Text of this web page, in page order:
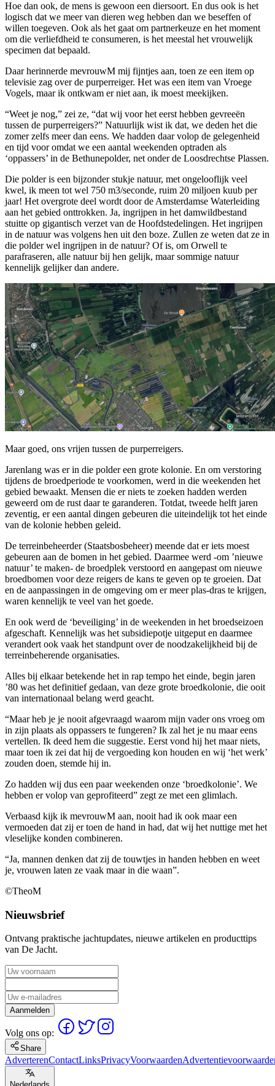
Hoe dan ook, de mens is gewoon een diersoort. En dus ook is het
logisch dat we meer van dieren weg hebben dan we beseffen of
willen toegeven. Ook als het gaat om partnerkeuze en het moment
om die verliefdheid te consumeren, is het meestal het vrouwelijk
specimen dat bepaald.
Daar herinnerde mevrouwM mij fijntjes aan, toen ze een item op
televisie zag over de purperreiger. Het was een item van Vroege
Vogels, maar ik ontkwam er niet aan, ik moest meekijken.
“Weet je nog,” zei ze, “dat wij voor het eerst hebben gevreeën
tussen de purperreigers?” Natuurlijk wist ik dat, we deden het die
zomer zelfs meer dan eens. We hadden daar volop de gelegenheid
en tijd voor omdat we een aantal weekenden optraden als
‘oppassers’ in de Bethunepolder, net onder de Loosdrechtse Plassen.
Die polder is een bijzonder stukje natuur, met ongelooflijk veel
kwel, ik meen tot wel 750 m3/seconde, ruim 20 miljoen kuub per
jaar! Het overgrote deel wordt door de Amsterdamse Waterleiding
aan het gebied onttrokken. Ja, ingrijpen in het damwildbestand
stuitte op gigantisch verzet van de Hoofdstedelingen. Het ingrijpen
in de natuur was volgens hen uit den boze. Zullen ze weten dat ze in
die polder wel ingrijpen in de natuur? Of is, om Orwell te
parafraseren, alle natuur bij hen gelijk, maar sommige natuur
kennelijk gelijker dan andere.
Maar goed, ons vrijen tussen de purperreigers.
Jarenlang was er in die polder een grote kolonie. En om verstoring
tijdens de broedperiode te voorkomen, werd in die weekenden het
gebied bewaakt. Mensen die er niets te zoeken hadden werden
geweerd om de rust daar te garanderen. Totdat, tweede helft jaren
zeventig, er een aantal dingen gebeuren die uiteindelijk tot het einde
van de kolonie hebben geleid.
De terreinbeheerder (Staatsbosbeheer) meende dat er iets moest
gebeuren aan de bomen in het gebied. Daarmee werd -om ’nieuwe
natuur’ te maken- de broedplek verstoord en aangepast om nieuwe
broedbomen voor deze reigers de kans te geven op te groeien. Dat
en de aanpassingen in de omgeving om er meer plas-dras te krijgen,
waren kennelijk te veel van het goede.
En ook werd de ‘beveiliging’ in de weekenden in het broedseizoen
afgeschaft. Kennelijk was het subsidiepotje uitgeput en daarmee
verandert ook vaak het standpunt over de noodzakelijkheid bij de
terreinbeherende organisaties.
Alles bij elkaar betekende het in rap tempo het einde, begin jaren
’80 was het definitief gedaan, van deze grote broedkolonie, die ooit
van internationaal belang werd geacht.
“Maar heb je je nooit afgevraagd waarom mijn vader ons vroeg om
in zijn plaats als oppassers te fungeren? Ik zal het je nu maar eens
vertellen. Ik deed hem die suggestie. Eerst vond hij het maar niets,
maar toen ik zei dat hij de vergoeding kon houden en wij ‘het werk’
zouden doen, stemde hij in.
Zo hadden wij dus een paar weekenden onze ‘broedkolonie’. We
hebben er volop van geprofiteerd” zegt ze met een glimlach.
Verbaasd kijk ik mevrouwM aan, nooit had ik ook maar een
vermoeden dat zij er toen de hand in had, dat wij het nuttige met het
vleselijke konden combineren.
“Ja, mannen denken dat zij de touwtjes in handen hebben en weet
je, vrouwen laten ze vaak maar in die waan”.
©TheoM
Nieuwsbrief
Ontvang praktische jachtupdates, nieuwe artikelen en producttips
van De Jacht.
Aanmelden
Volg ons op:
Share
AdverterenContactLinksPrivacyVoorwaarden